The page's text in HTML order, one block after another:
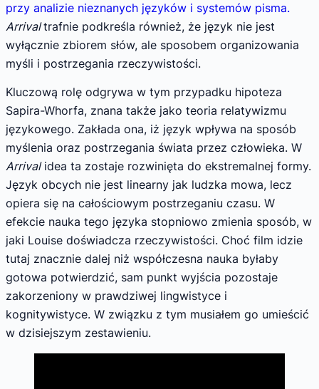
przy analizie nieznanych języków i systemów pisma.
Arrivaltrafnie podkreśla również, że język nie jest
wyłącznie zbiorem słów, ale sposobem organizowania
myśli i postrzegania rzeczywistości.
Kluczową rolę odgrywa w tym przypadku hipoteza
Sapira-Whorfa, znana także jako teoria relatywizmu
językowego. Zakłada ona, iż język wpływa na sposób
myślenia oraz postrzegania świata przez człowieka. W
Arrivalidea ta zostaje rozwinięta do ekstremalnej formy.
Język obcych nie jest linearny jak ludzka mowa, lecz
opiera się na całościowym postrzeganiu czasu. W
efekcie nauka tego języka stopniowo zmienia sposób, w
jaki Louise doświadcza rzeczywistości. Choć film idzie
tutaj znacznie dalej niż współczesna nauka byłaby
gotowa potwierdzić, sam punkt wyjścia pozostaje
zakorzeniony w prawdziwej lingwistyce i
kognitywistyce. W związku z tym musiałem go umieścić
w dzisiejszym zestawieniu.